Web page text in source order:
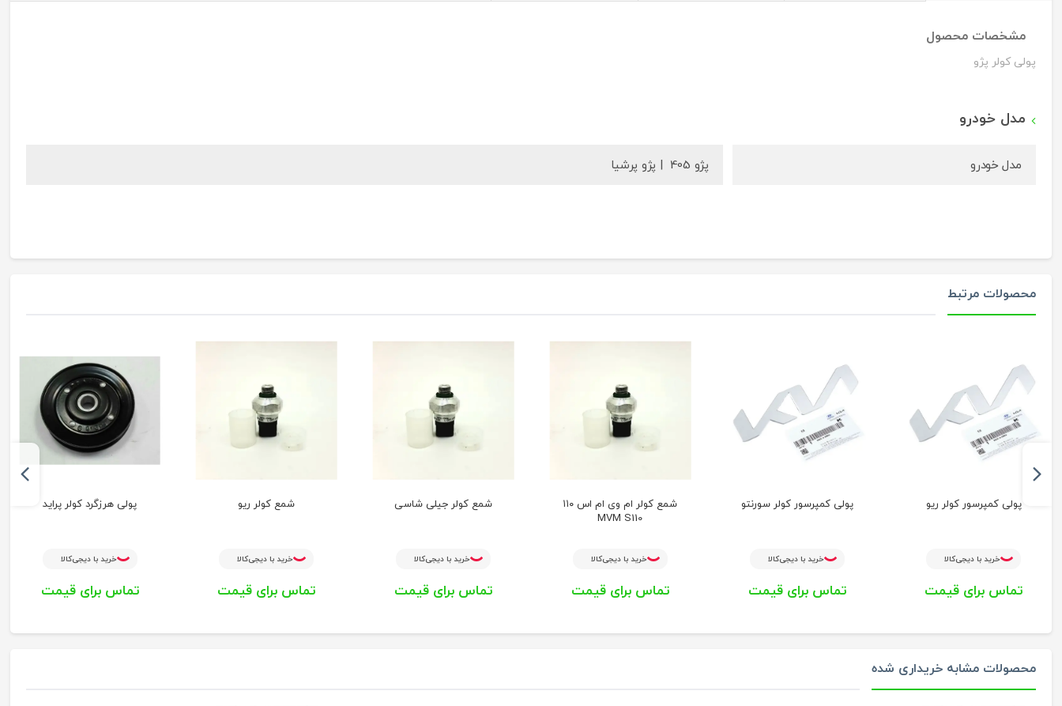
مشخصات محصول
پولی کولر پژو
مدل خودرو
مدل خودرو پژو 405 | پژو پرشیا
محصولات مرتبط
پولی کمپرسور کولر ریو
خرید با دیجی‌کالا
تماس برای قیمت
پولی کمپرسور کولر سورنتو
خرید با دیجی‌کالا
تماس برای قیمت
شمع کولر ام وی ام اس ۱۱۰
MVM S110
خرید با دیجی‌کالا
تماس برای قیمت
شمع کولر جیلی شاسی
خرید با دیجی‌کالا
تماس برای قیمت
شمع کولر ریو
خرید با دیجی‌کالا
تماس برای قیمت
پولی هرزگرد کولر پراید
خرید با دیجی‌کالا
تماس برای قیمت
محصولات مشابه خریداری شده